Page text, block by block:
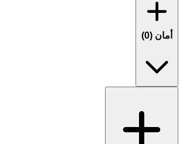
أمان (0
)